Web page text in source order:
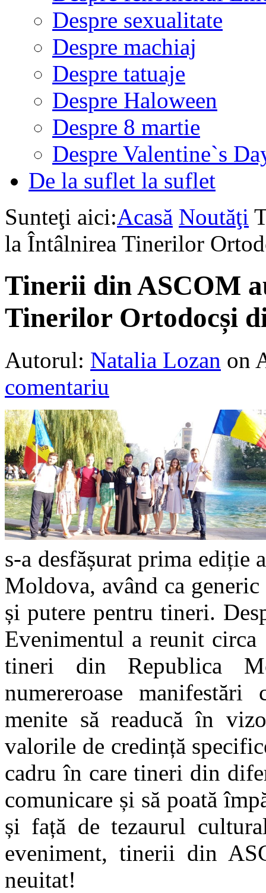
Despre sexualitate
Despre machiaj
Despre tatuaje
Despre Haloween
Despre 8 martie
Despre Valentine`s
De la suflet la suflet
Sunteţi aici:Acasă Noutăţi
la Întâlnirea Tinerilor
Tinerii din ASCOM
Tinerilor Ortodocși
Autorul: Natalia Lozan on
comentariu
s-a desfășurat prima
Moldova, având ca
și putere pentru tineri.
Evenimentul a reunit
tineri din Republica
numereroase
menite să readucă în
valorile de credință
cadru în care tineri din
comunicare și să poată
și față de tezaurul
eveniment, tinerii din
neuitat!